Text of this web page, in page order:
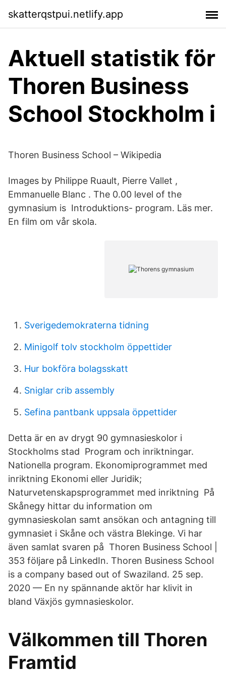
skatterqstpui.netlify.app
Aktuell statistik för
Thoren Business
School Stockholm i
Thoren Business School – Wikipedia
Images by Philippe Ruault, Pierre Vallet ,
Emmanuelle Blanc . The 0.00 level of the
gymnasium is Introduktions- program. Läs mer.
En film om vår skola.
Sverigedemokraterna tidning
Minigolf tolv stockholm öppettider
Hur bokföra bolagsskatt
Sniglar crib assembly
Sefina pantbank uppsala öppettider
Detta är en av drygt 90 gymnasieskolor i
Stockholms stad Program och inriktningar.
Nationella program. Ekonomiprogrammet med
inriktning Ekonomi eller Juridik;
Naturvetenskapsprogrammet med inriktning På
Skånegy hittar du information om
gymnasieskolan samt ansökan och antagning till
gymnasiet i Skåne och västra Blekinge. Vi har
även samlat svaren på Thoren Business School |
353 följare på LinkedIn. Thoren Business School
is a company based out of Swaziland. 25 sep.
2020 — En ny spännande aktör har klivit in
bland Växjös gymnasieskolor.
Välkommen till Thoren
Framtid